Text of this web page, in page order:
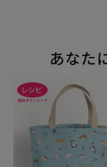
あなた